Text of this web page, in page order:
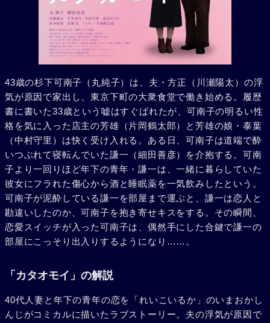
43歳の杉下可南子（丸純子）は、夫・方正（川瀬陽太）の浮
気が原因で家出し、東京下町の大衆食堂で働き始める。履歴
書に書いた33歳という嘘はすぐばれたが、可南子の明るい性
格を気に入った店主の芳雄（片岡鶴太郎）と芳雄の娘・泰葉
（中村守里）は快く受け入れる。ある日、可南子は道端で酔
いつぶれて寝転んでいた謙一（細田善彦）を介抱する。可南
子より一回りほど年下の青年・謙一は、一緒に暮らしていた
彼女にフラれた傷心から酒と睡眠薬を一気飲みしたという。
可南子が泥酔している謙一を部屋まで運ぶと、謙一は恋人と
勘違いしたのか、可南子を抱き寄せキスをする。その瞬間、
恋愛スイッチが入った可南子は、偶然手にした合鍵で謙一の
部屋にこっそり出入りするようになり……。
「カタオモイ」の解説
40代人妻と年下の青年の恋を「れいこいるか」のいまおかし
んじがコミカルに描いたラブストーリー。夫の浮気が原因で